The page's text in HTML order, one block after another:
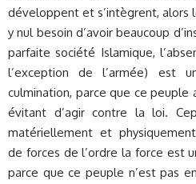
développent et s’intègrent, alors
y nul besoin d’avoir beaucoup
parfaite société Islamique,
l’exception de l’armée) est
culmination, parce que ce
évitant d’agir contre la loi.
matériellement et
de forces de l’ordre la force est
parce que ce peuple n’est pas